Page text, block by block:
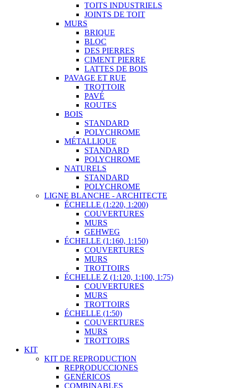
TOITS INDUSTRIELS
JOINTS DE TOIT
MURS
BRIQUE
BLOC
DES PIERRES
CIMENT PIERRE
LATTES DE BOIS
PAVAGE ET RUE
TROTTOIR
PAVÉ
ROUTES
BOIS
STANDARD
POLYCHROME
MÉTALLIQUE
STANDARD
POLYCHROME
NATURELS
STANDARD
POLYCHROME
LIGNE BLANCHE - ARCHITECTE
ÉCHELLE (1:220, 1:200)
COUVERTURES
MURS
GEHWEG
ÉCHELLE (1:160, 1:150)
COUVERTURES
MURS
TROTTOIRS
ÉCHELLE Z (1:120, 1:100, 1:75)
COUVERTURES
MURS
TROTTOIRS
ÉCHELLE (1:50)
COUVERTURES
MURS
TROTTOIRS
KIT
KIT DE REPRODUCTION
REPRODUCCIONES
GENÉRICOS
COMBINABLES